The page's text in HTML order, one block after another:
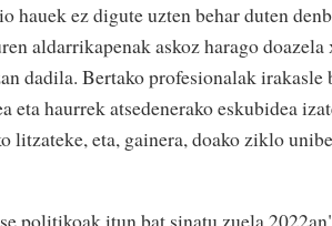
hauek ez digute uzten behar duten
aldarrikapenak askoz harago
dadila. Bertako profesionalak irakasle
haurrek atsedenerako eskubidea
litzateke, eta, gainera, doako ziklo
politikoak itun bat sinatu zuela